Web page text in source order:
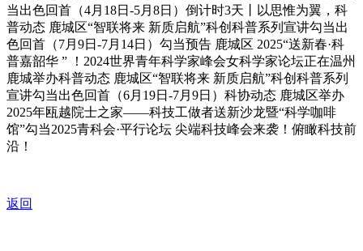
当出色回首（4月18日-5月8日）倒计时3天丨以思惟为翼，科
普动态 鹿城区“智联将来 新质启航”科创科普系列宣讲勾当出
色回首（7月9日-7月14日）勾当预告 鹿城区 2025“送新春·科
普嘉韶华 ” ！2024世界青年科学家峰会女科学家论坛正在温州
鹿城举办科普动态 鹿城区“智联将来 新质启航”科创科普系列
宣讲勾当出色回首（6月19日-7月9日）科协动态 鹿城区举办
2025年瓯越院士之家——科技工做者送新沙龙暨“科学咖啡
馆”勾当2025青科会·平行论坛 尖端科技峰会来袭！俯瞰科技前
沿！
返回